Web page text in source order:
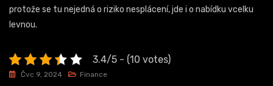
protože se tu nejedná o riziko nesplácení, jde i o nabídku vcelku
levnou.
3.4/5 - (10 votes)
Čvc 9, 2024 Finance